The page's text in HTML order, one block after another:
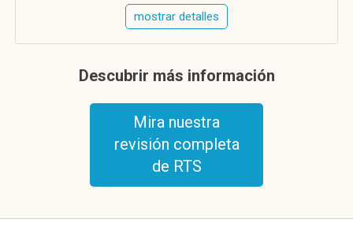
mostrar detalles
Descubrir más información
Mira nuestra
revisión completa
de RTS